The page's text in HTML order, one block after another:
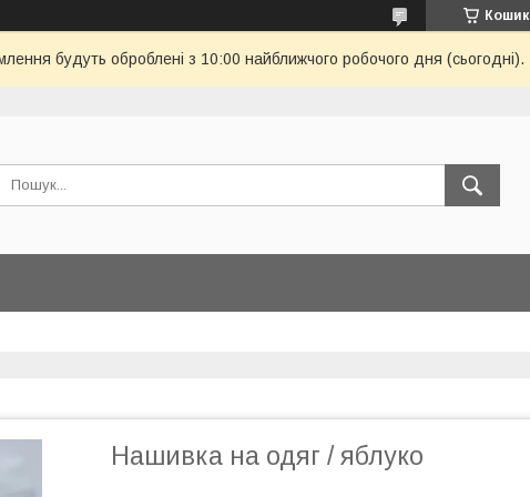
Кошик
будуть оброблені з 10:00 найближчого робочого дня (сьогодні).
Нашивка на одяг / яблуко